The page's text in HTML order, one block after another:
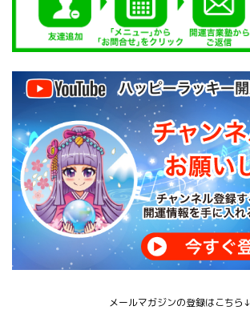
メールマガジンの登録はこちら↓